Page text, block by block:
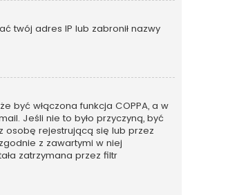
twój adres IP lub zabronił nazwy
być włączona funkcja COPPA, a w
Jeśli nie to było przyczyną, być
osobę rejestrującą się lub przez
z zawartymi w niej
zatrzymana przez filtr